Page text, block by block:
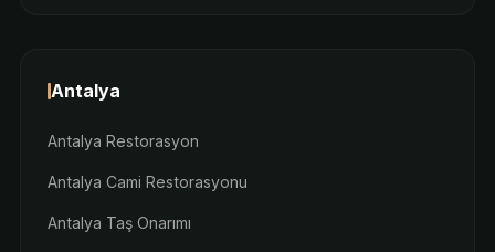
Antalya
Antalya Restorasyon
Antalya Cami Restorasyonu
Antalya Taş Onarımı